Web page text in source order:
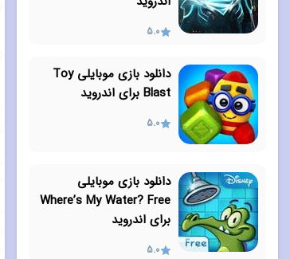
5.0
دانلود بازی موبایلی Toy
Blast برای اندروید
5.0
دانلود بازی موبایلی
Where’s My Water? Free
برای اندروید
5.0